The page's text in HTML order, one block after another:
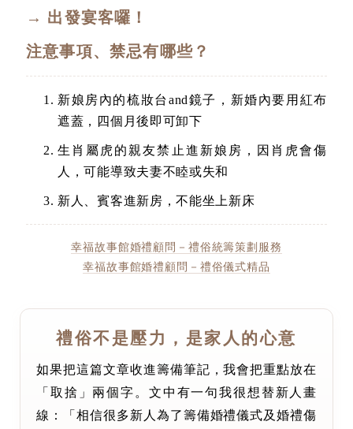
→ 出發宴客囉！
注意事項、禁忌有哪些？
新娘房內的梳妝台and鏡子，新婚內要用紅布
遮蓋，四個月後即可卸下
生肖屬虎的親友禁止進新娘房，因肖虎會傷
人，可能導致夫妻不睦或失和
新人、賓客進新房，不能坐上新床
幸福故事館婚禮顧問－禮俗統籌策劃服務
幸福故事館婚禮顧問－禮俗儀式精品
禮俗不是壓力，是家人的心意
如果把這篇文章收進籌備筆記，我會把重點放在
「取捨」兩個字。文中有一句我很想替新人畫
線：「相信很多新人為了籌備婚禮儀式及婚禮傷